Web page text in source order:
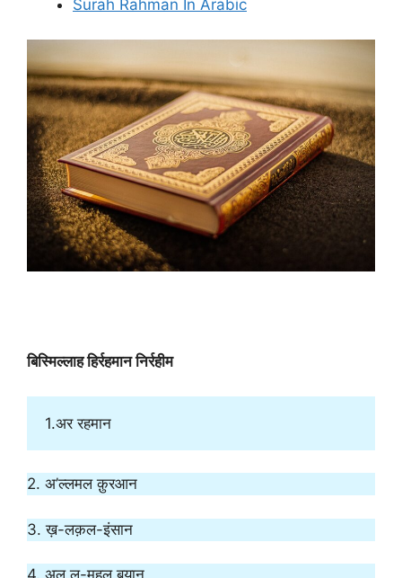
Surah Rahman In Arabic
बिस्मिल्लाह हिर्रहमान निर्रहीम
1.अर रहमान
2. अ’ल्लमल क़ुरआन
3. ख़-लक़ल-इंसान